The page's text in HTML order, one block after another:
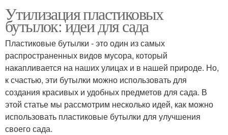
Утилизация пластиковых
бутылок: идеи для сада
Пластиковые бутылки - это один из самых
распространенных видов мусора, который
накапливается на наших улицах и в нашей природе. Но,
к счастью, эти бутылки можно использовать для
создания красивых и удобных предметов для сада. В
этой статье мы рассмотрим несколько идей, как можно
использовать пластиковые бутылки для улучшения
своего сада.